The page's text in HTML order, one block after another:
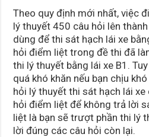
Theo quy định mới nhất, việc
lý thuyết 450 câu hỏi lên
dùng để thi sát hạch lái xe
hỏi điểm liệt trong đề thi đã
thi lý thuyết bằng lái xe B1.
quá khó khăn nếu bạn chịu
hỏi lý thuyết thi sát hạch lái
hỏi điểm liệt để không trả lời
liệt là bạn sẽ trượt phần thi lý
lời đúng các câu hỏi còn lại.